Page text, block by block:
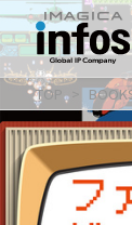
IP /
TOP